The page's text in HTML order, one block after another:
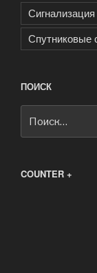
Сигнализация
Спутниковые
ПОИСК
COUNTER +